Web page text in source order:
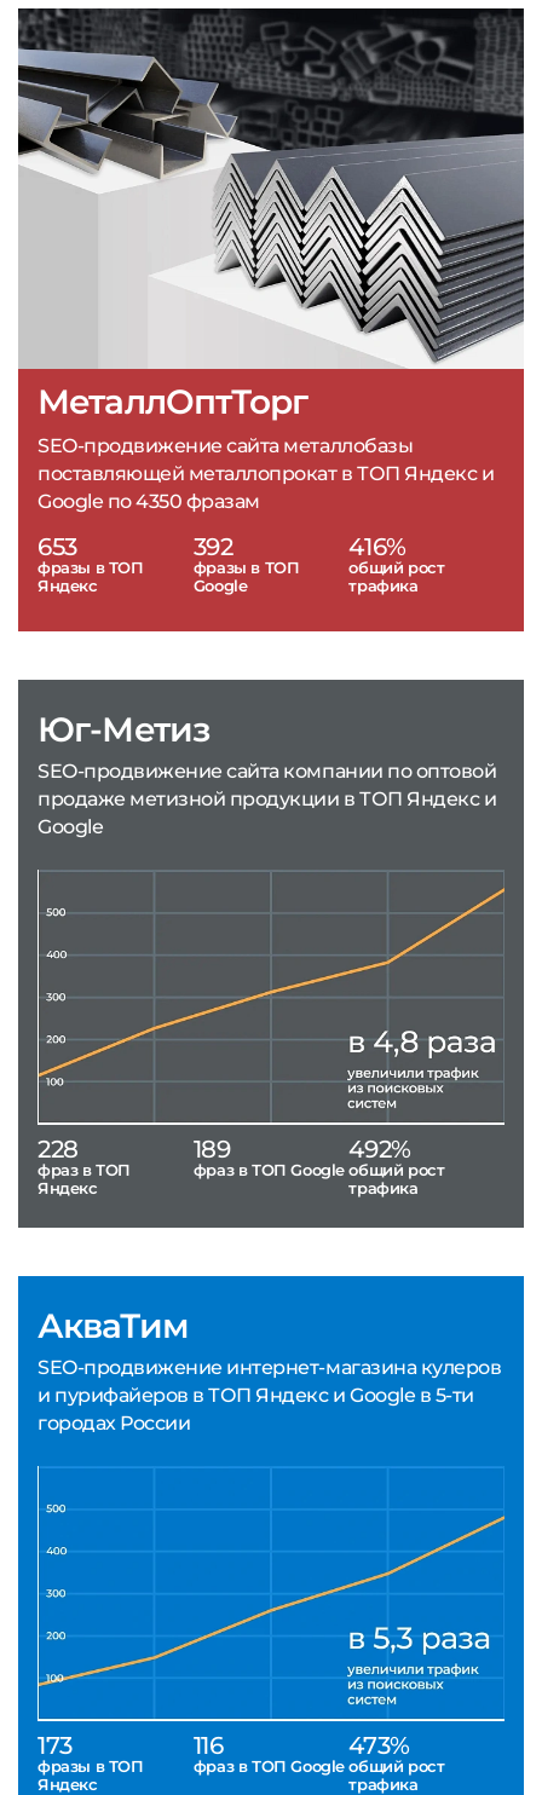
МеталлОптТорг
SEO-продвижение сайта металлобазы
поставляющей металлопрокат в ТОП Яндекс и
Google по 4350 фразам
653
фразы в ТОП
Яндекс
392
фразы в ТОП
Google
416%
общий рост
трафика
АкваТим
SEO-продвижение интернет-магазина кулеров
и пурифайеров в ТОП Яндекс и Google в 5-ти
городах России
173
фразы в ТОП
Яндекс
116
фраз в ТОП Google
473%
общий рост
трафика
Юг-Метиз
SEO-продвижение сайта компании по оптовой
продаже метизной продукции в ТОП Яндекс и
Google
228
фраз в ТОП
Яндекс
189
фраз в ТОП Google
492%
общий рост
трафика